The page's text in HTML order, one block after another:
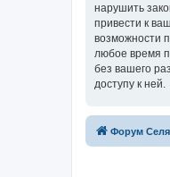
нарушить
привести к
возможности
любое время
без вашего
доступу к ней.
Форум